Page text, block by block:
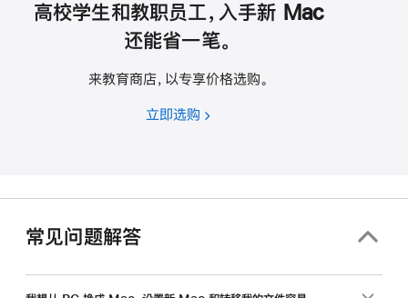
高校学生和教职员工，入手新 Mac
还能省一笔。
来教育商店，以专享价格选购。
立即选购 高
员
常见问题解答